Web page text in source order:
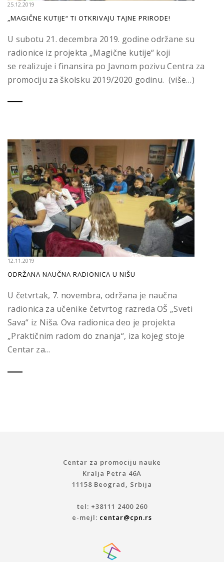
25.12.2019
„MAGIČNE KUTIJE“ TI OTKRIVAJU TAJNE PRIRODE!
U subotu 21. decembra 2019. godine održane su
radionice iz projekta „Magične kutije“ koji
se realizuje i finansira po Javnom pozivu Centra za
promociju za školsku 2019/2020 godinu. (više…)
12.11.2019
ODRŽANA NAUČNA RADIONICA U NIŠU
U četvrtak, 7. novembra, održana je naučna
radionica za učenike četvrtog razreda OŠ „Sveti
Sava“ iz Niša. Ova radionica deo je projekta
„Praktičnim radom do znanja“, iza kojeg stoje
Centar za...
Centar za promociju nauke
Kralja Petra 46A
11158 Beograd, Srbija
tel: +38111 2400 260
e-mejl: centar@cpn.rs